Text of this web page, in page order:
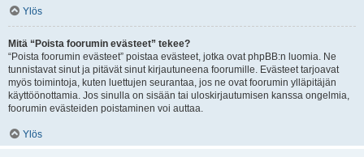
Ylös
Mitä “Poista foorumin evästeet” tekee?
“Poista foorumin evästeet” poistaa evästeet, jotka ovat phpBB:n luomia. Ne
tunnistavat sinut ja pitävät sinut kirjautuneena foorumille. Evästeet tarjoavat
myös toimintoja, kuten luettujen seurantaa, jos ne ovat foorumin ylläpitäjän
käyttöönottamia. Jos sinulla on sisään tai uloskirjautumisen kanssa ongelmia,
foorumin evästeiden poistaminen voi auttaa.
Ylös